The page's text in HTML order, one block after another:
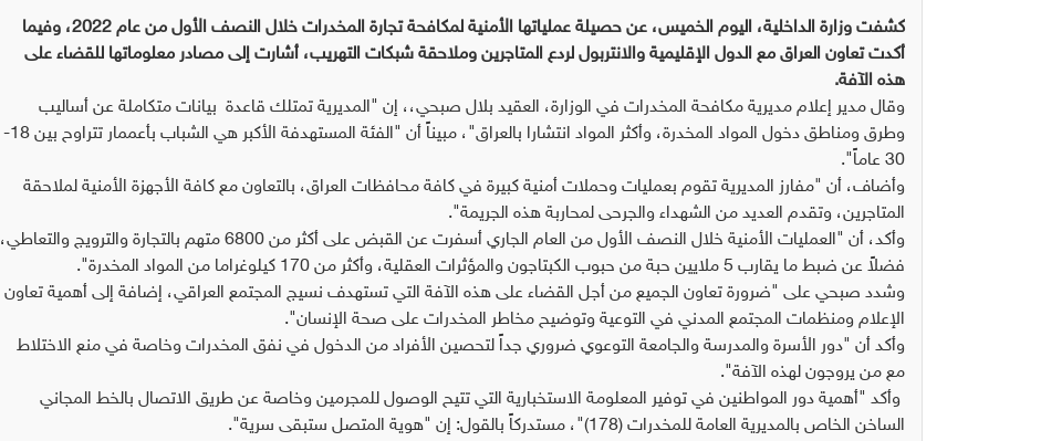
كشفت وزارة الداخلية، اليوم الخميس، عن حصيلة عملياتها الأمنية لمكافحة تجارة المخدرات خلال النصف الأول من عام 2022، وفيما
أكدت تعاون العراق مع الدول الإقليمية والانتربول لردع المتاجرين وملاحقة شبكات التهريب، أشارت إلى مصادر معلوماتها للقضاء على
هذه الآفة.
وقال مدير إعلام مديرية مكافحة المخدرات في الوزارة، العقيد بلال صبحي،، إن "المديرية تمتلك قاعدة بيانات متكاملة عن أساليب
وطرق ومناطق دخول المواد المخدرة، وأكثر المواد انتشارا بالعراق"، مبيناً أن "الفئة المستهدفة الأكبر هي الشباب بأعممار تتراوح بين 18-
30 عاماً".
وأضاف، أن "مفارز المديرية تقوم بعمليات وحملات أمنية كبيرة في كافة محافظات العراق، بالتعاون مع كافة الأجهزة الأمنية لملاحقة
المتاجرين، وتقدم العديد من الشهداء والجرحى لمحاربة هذه الجريمة".
وأكد، أن "العمليات الأمنية خلال النصف الأول من العام الجاري أسفرت عن القبض على أكثر من 6800 متهم بالتجارة والترويج والتعاطي،
فضلاً عن ضبط ما يقارب 5 ملايين حبة من حبوب الكبتاجون والمؤثرات العقلية، وأكثر من 170 كيلوغراما من المواد المخدرة".
وشدد صبحي على "ضرورة تعاون الجميع من أجل القضاء على هذه الآفة التي تستهدف نسيج المجتمع العراقي، إضافة إلى أهمية تعاون
الإعلام ومنظمات المجتمع المدني في التوعية وتوضيح مخاطر المخدرات على صحة الإنسان".
وأكد أن "دور الأسرة والمدرسة والجامعة التوعوي ضروري جداً لتحصين الأفراد من الدخول في نفق المخدرات وخاصة في منع الاختلاط
مع من يروجون لهذه الآفة".
وأكد "أهمية دور المواطنين في توفير المعلومة الاستخبارية التي تتيح الوصول للمجرمين وخاصة عن طريق الاتصال بالخط المجاني
الساخن الخاص بالمديرية العامة للمخدرات (178)"، مستدركاً بالقول: إن "هوية المتصل ستبقى سرية".